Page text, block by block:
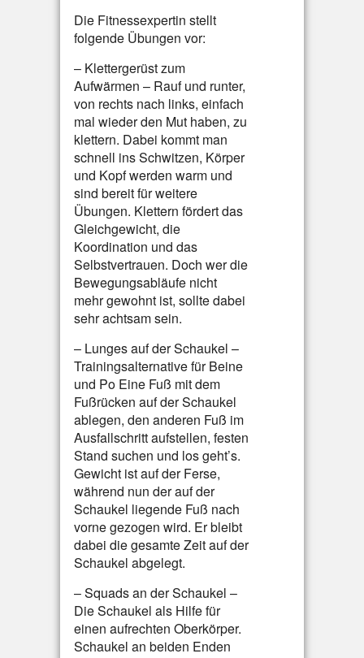
Die Fitnessexpertin stellt
folgende Übungen vor:
– Klettergerüst zum
Aufwärmen – Rauf und runter,
von rechts nach links, einfach
mal wieder den Mut haben, zu
klettern. Dabei kommt man
schnell ins Schwitzen, Körper
und Kopf werden warm und
sind bereit für weitere
Übungen. Klettern fördert das
Gleichgewicht, die
Koordination und das
Selbstvertrauen. Doch wer die
Bewegungsabläufe nicht
mehr gewohnt ist, sollte dabei
sehr achtsam sein.
– Lunges auf der Schaukel –
Trainingsalternative für Beine
und Po Eine Fuß mit dem
Fußrücken auf der Schaukel
ablegen, den anderen Fuß im
Ausfallschritt aufstellen, festen
Stand suchen und los geht’s.
Gewicht ist auf der Ferse,
während nun der auf der
Schaukel liegende Fuß nach
vorne gezogen wird. Er bleibt
dabei die gesamte Zeit auf der
Schaukel abgelegt.
– Squads an der Schaukel –
Die Schaukel als Hilfe für
einen aufrechten Oberkörper.
Schaukel an beiden Enden